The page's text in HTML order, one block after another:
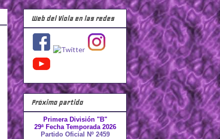
Web del Viola en las redes
Próximo partido
Primera División "B"
29ª Fecha Temporada 2026
Partido Oficial Nº 2459